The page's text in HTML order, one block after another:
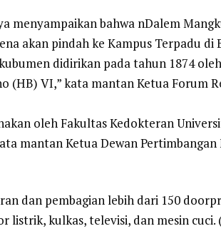
menyampaikan bahwa nDalem
akan pindah ke Kampus Terpadu di
didirikan pada tahun 1874
(HB) VI,” kata mantan Ketua Forum
oleh Fakultas Kedokteran
mantan Ketua Dewan
dan pembagian lebih dari 150
listrik, kulkas, televisi, dan mesin cuci.